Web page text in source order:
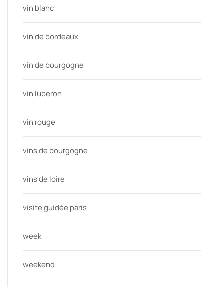
vin blanc
vin de bordeaux
vin de bourgogne
vin luberon
vin rouge
vins de bourgogne
vins de loire
visite guidée paris
week
weekend